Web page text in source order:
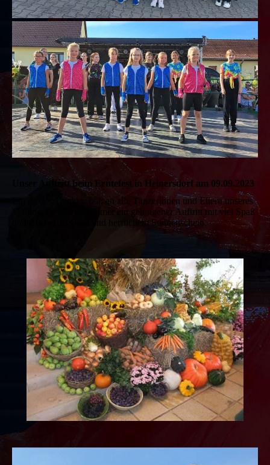
Unser Auftritt beim Erntefest in Heinersdorf am 09.09.2023
Ein großes Dankeschön an alle Tänzerinnen und Eltern unseres
Vereins. Es war wie immer ein gelungener Auftritt mit viel Spaß
und das bei 30 Grad und herrlichem Sonnenschein.